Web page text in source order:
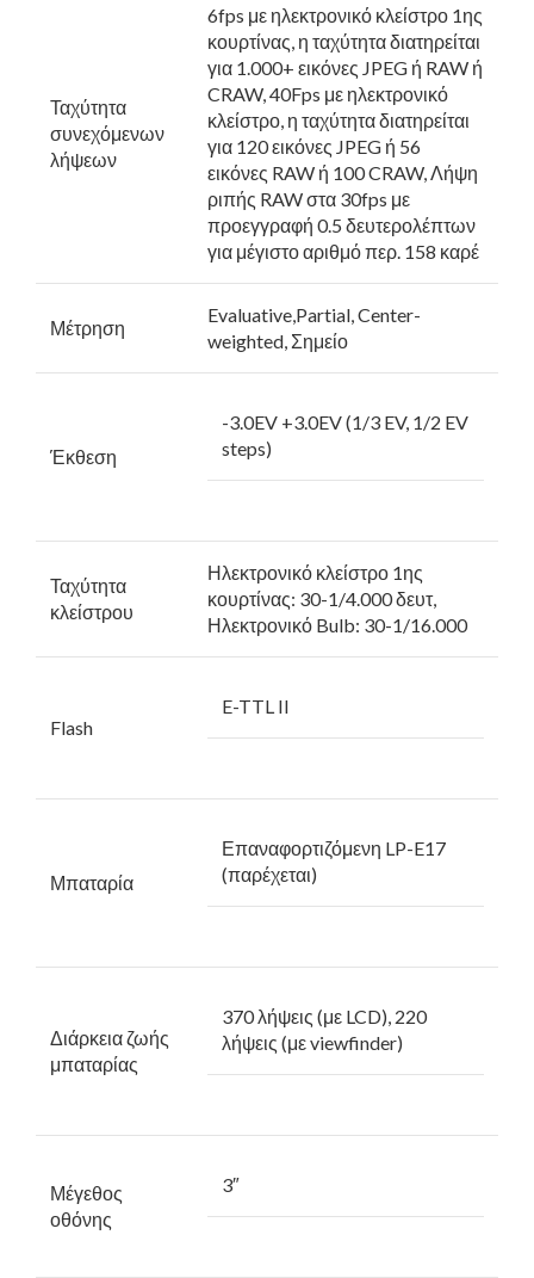
Ταχύτητα
συνεχόμενων
λήψεων
6fps με ηλεκτρονικό κλείστρο 1ης
κουρτίνας, η ταχύτητα διατηρείται
για 1.000+ εικόνες JPEG ή RAW ή
CRAW, 40Fps με ηλεκτρονικό
κλείστρο, η ταχύτητα διατηρείται
για 120 εικόνες JPEG ή 56
εικόνες RAW ή 100 CRAW, Λήψη
ριπής RAW στα 30fps με
προεγγραφή 0.5 δευτερολέπτων
για μέγιστο αριθμό περ. 158 καρέ
Μέτρηση
Evaluative,Partial, Center-
weighted, Σημείο
Έκθεση
-3.0EV +3.0EV (1/3 EV, 1/2 EV
steps)
Ταχύτητα
κλείστρου
Ηλεκτρονικό κλείστρο 1ης
κουρτίνας: 30-1/4.000 δευτ,
Ηλεκτρονικό Bulb: 30-1/16.000
Flash
E-TTL II
Μπαταρία
Επαναφορτιζόμενη LP-E17
(παρέχεται)
Διάρκεια ζωής
μπαταρίας
370 λήψεις (με LCD), 220
λήψεις (με viewfinder)
Μέγεθος
οθόνης
3″